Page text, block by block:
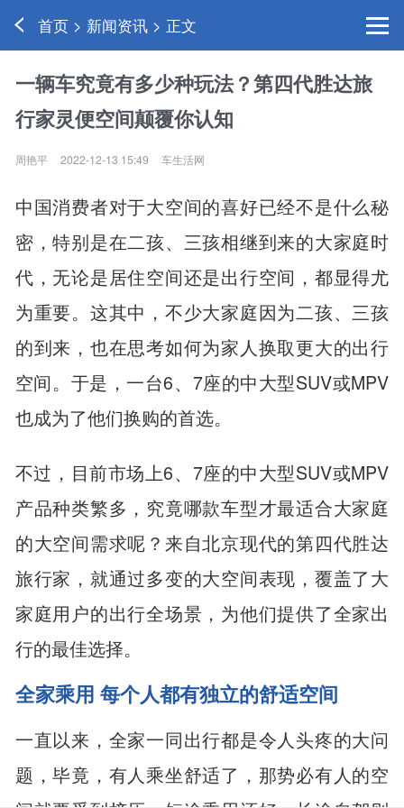
首页 > 新闻资讯 > 正文
一辆车究竟有多少种玩法？第四代胜达旅
行家灵便空间颠覆你认知
周艳平 2022-12-13 15:49 车生活网
中国消费者对于大空间的喜好已经不是什么秘
密，特别是在二孩、三孩相继到来的大家庭时
代，无论是居住空间还是出行空间，都显得尤
为重要。这其中，不少大家庭因为二孩、三孩
的到来，也在思考如何为家人换取更大的出行
空间。于是，一台6、7座的中大型SUV或MPV
也成为了他们换购的首选。
不过，目前市场上6、7座的中大型SUV或MPV
产品种类繁多，究竟哪款车型才最适合大家庭
的大空间需求呢？来自北京现代的第四代胜达
旅行家，就通过多变的大空间表现，覆盖了大
家庭用户的出行全场景，为他们提供了全家出
行的最佳选择。
全家乘用 每个人都有独立的舒适空间
一直以来，全家一同出行都是令人头疼的大问
题，毕竟，有人乘坐舒适了，那势必有人的空